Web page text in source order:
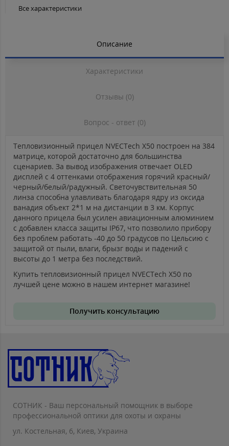
Все характеристики
Описание
Характеристики
Отзывы (0)
Вопрос - ответ (0)
Тепловизионный прицел NVECTech X50 построен на 384
матрице, которой достаточно для большинства
сценариев. За вывод изображения отвечает OLED
дисплей с 4 оттенками отображения горячий красный/
черный/белый/радужный. Светочувствительная 50
линза способна улавливать благодаря ядру из оксида
ванадия объект 2*1 м на дистанции в 3 км. Корпус
данного прицела был усилен авиационным алюминием
с добавлен класса защиты IP67, что позволило прибору
без проблем работать -40 до 50 градусов по Цельсию с
защитой от пыли, влаги, брызг воды и падений с
высоты до 1 метра без последствий.
Купить тепловизионный прицел NVECTech X50 по
лучшей цене можно в нашем интернет магазине!
Получить консультацию
СОТНИК - Ваш персональный помощник в выборе
профессиональной оптики для охоты и охраны
ул. Костельная, 6, Киев, Украина